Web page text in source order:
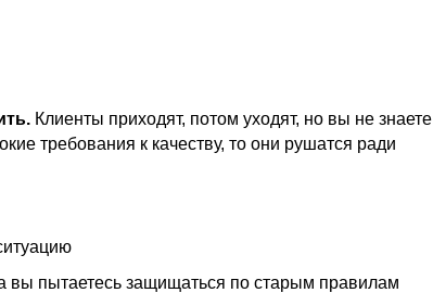
Клиенты приходят, потом уходят, но вы не знаете
требования к качеству, то они рушатся ради
вы пытаетесь защищаться по старым правилам